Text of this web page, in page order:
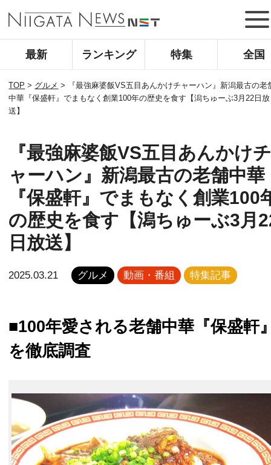
最新 ランキング 特集 全国
TOP > グルメ >
『最強麻婆飯VS五目あんかけチャーハン』新潟最古の老
中華『保盛軒』でまもなく創業100年の歴史を食す【潟ちゅーぶ3月22日放
送】
『最強麻婆飯VS五目あんかけ
ャーハン』新潟最古の老舗中華
『保盛軒』でまもなく創業100
の歴史を食す【潟ちゅーぶ3月
日放送】
2025.03.21 グルメ 動画・番組 特集記事
■100年愛される老舗中華『保盛軒
を徹底調査